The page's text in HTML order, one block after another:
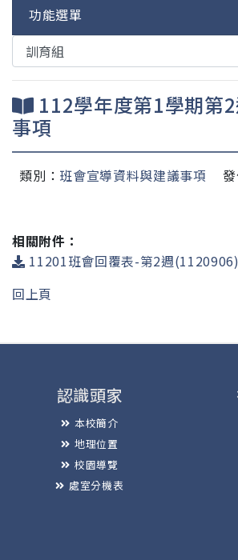
功能選單
112學年度第1學期第
事項
類別： 班會宣導資料與建議事項
相關附件：
11201班會回覆表-第2週
回上頁
認識頭家
本校簡介
地理位置
校園導覽
處室分機表